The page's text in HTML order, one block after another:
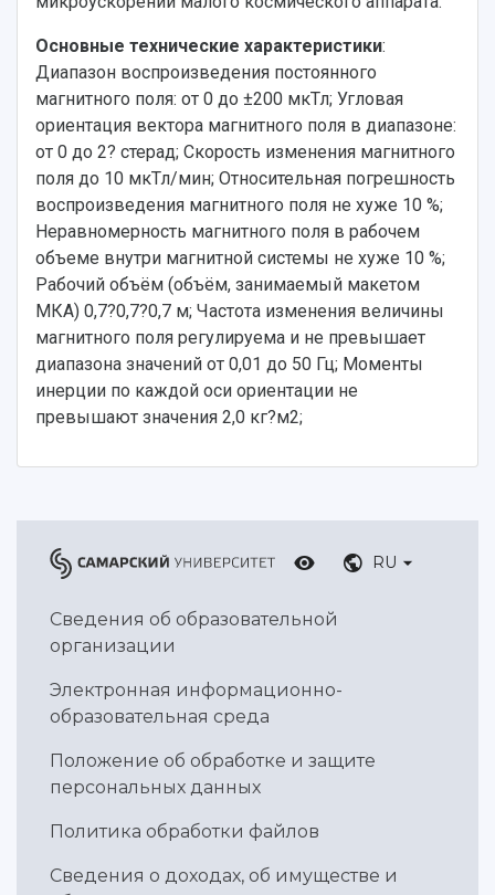
Научные подразделения
Отделы и службы
Общественные организации
Институт искусственного интеллекта
Инжиниринговый центр
Аграрный карбоновый полигон
Архив
Фирменный стиль
Устойчивое развитие
Кампус
3D-тур по университету
Музеи
Центр истории авиационных двигателей
Международный межвузовский кампус
Официальные документы
знание русского языка, истории России и
основ законодательства РФ
Платные образовательные услуги
Скидки на обучение
Подготовительные курсы
Библиотека
Видеолекции
Противодействие COVID-19
Подразделения научного обслуживания
Организационные документы
Результаты научно-исследовательской
деятельности
Научно-технические разработки
Конкурсы научных проектов и грантов
Областной конкурс "Молодой учёный"
Отчеты о научно-исследовательской
деятельности
Журналы Самарского университета
Научные конференции
Патенты
Публикации и издания
Отчеты о проведенных конференциях
Основные технические характеристики:
Диапазон воспроизведения постоянного
магнитного поля: от 0 до ±200 мкТл; Угловая
ориентация вектора магнитного поля в диапазоне:
от 0 до 2? стерад; Скорость изменения магнитного
поля до 10 мкТл/мин; Относительная погрешность
воспроизведения магнитного поля не хуже 10 %;
Неравномерность магнитного поля в рабочем
объеме внутри магнитной системы не хуже 10 %;
Рабочий объём (объём, занимаемый макетом
МКА) 0,7?0,7?0,7 м; Частота изменения величины
магнитного поля регулируема и не превышает
диапазона значений от 0,01 до 50 Гц; Моменты
инерции по каждой оси ориентации не
превышают значения 2,0 кг?м2;
RU
Сведения об образовательной
организации
Электронная информационно-
образовательная среда
Положение об обработке и защите
персональных данных
Политика обработки файлов
Сведения о доходах, об имуществе и